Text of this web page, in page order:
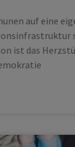
auf eine
ist das